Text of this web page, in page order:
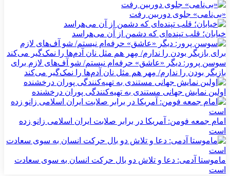
«بی‌نامی» جلوی دوربین رفت
خیابان؛ قلب تپنده‌ای که دشمن از آن می‌هراسد
سوسن پرور: دیگر «عاشق» حرفه‌ام نیستم/ شو آف‌های لازم برای
بازیگر بودن را ندارم/ مِهر هم مثل نان آدم‌ها را نمک‌گیر می‌کند
اولین نمایش جهانی مستندی به تهیه‌کنندگی پوران درخشنده
امام جمعه فومن: آمریکا در برابر صلابت ایران اسلامی زانو زده
است
ماموستا آدمی: دعا و تلاش دو بال حرکت انسان به سوی سعادت
است